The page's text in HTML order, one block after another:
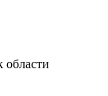
области